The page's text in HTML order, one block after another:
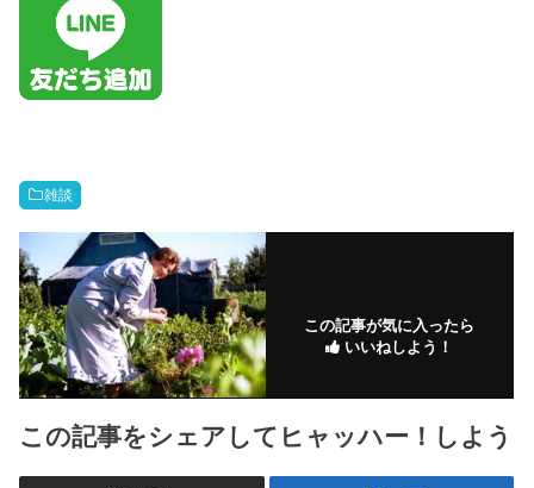
雑談
この記事が気に入ったら
いいねしよう！
この記事をシェアしてヒャッハー！しよう